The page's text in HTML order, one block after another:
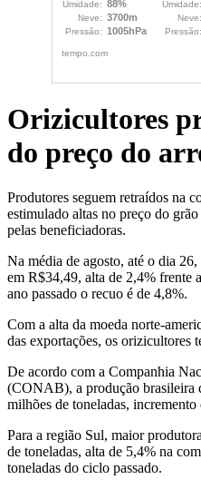
Orizicultores
do preço do
Produtores seguem retraídos na
estimulado altas no preço do
pelas beneficiadoras.
Na média de agosto, até o dia
em R$34,49, alta de 2,4% frente
ano passado o recuo é de 4,8%.
Com a alta da moeda norte-
das exportações, os orizicultores
De acordo com a Companhia
(CONAB), a produção brasileira
milhões de toneladas,
Para a região Sul, maior
de toneladas, alta de 5,4% na
toneladas do ciclo passado.